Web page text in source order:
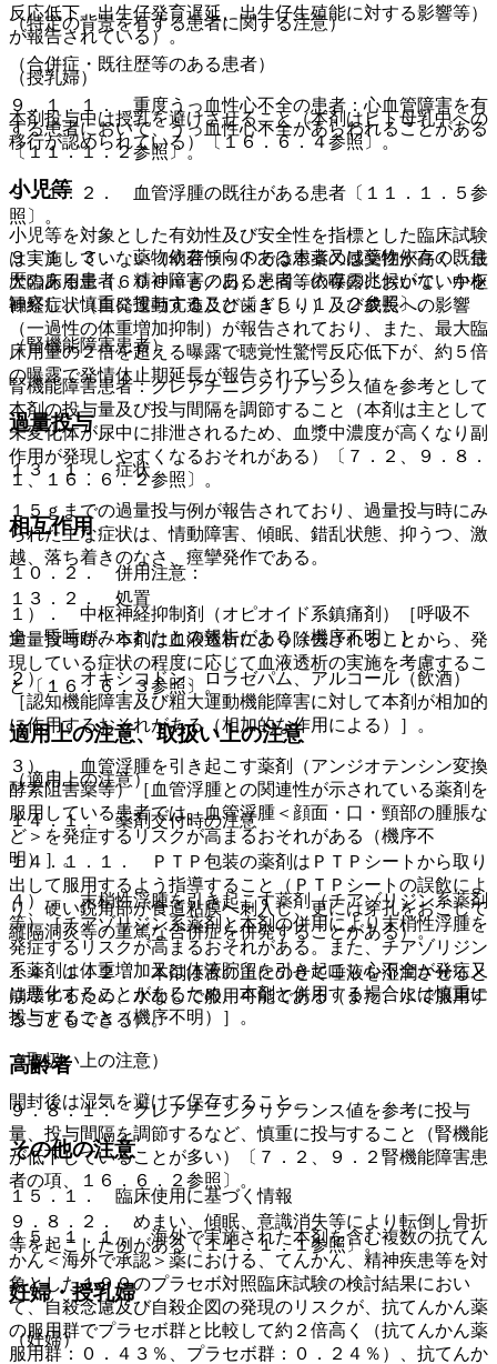
反応低下、出生仔発育遅延、出生仔生殖能に対する影響等）
が報告されている）。
（授乳婦）
本剤投与中は授乳を避けさせること（本剤はヒト母乳中への
移行が認められている）〔１６．６．４参照〕。
小児等
小児等を対象とした有効性及び安全性を指標とした臨床試験
は実施していない（幼若ラットでは本薬の感受性が高く、最
大臨床用量（６００ｍｇ／日）と同等の曝露において、中枢
神経症状（自発運動亢進及び歯ぎしり）及び成長への影響
（一過性の体重増加抑制）が報告されており、また、最大臨
床用量の２倍を超える曝露で聴覚性驚愕反応低下が、約５倍
の曝露で発情休止期延長が報告されている）。
過量投与
１３．１． 症状
１５ｇまでの過量投与例が報告されており、過量投与時にみ
られた主な症状は、情動障害、傾眠、錯乱状態、抑うつ、激
越、落ち着きのなさ、痙攣発作である。
１３．２． 処置
過量投与時、本剤は血液透析により除去されることから、発
現している症状の程度に応じて血液透析の実施を考慮するこ
と〔１６．６．３参照〕。
適用上の注意、取扱い上の注意
（適用上の注意）
１４．１． 薬剤交付時の注意
１４．１．１． ＰＴＰ包装の薬剤はＰＴＰシートから取り
出して服用するよう指導すること（ＰＴＰシートの誤飲によ
り、硬い鋭角部が食道粘膜へ刺入し、更には穿孔をおこして
縦隔洞炎等の重篤な合併症を併発することがある）。
１４．１．２． 本剤は舌の上にのせて唾液を湿潤させると
崩壊するため、水なしで服用可能である（また、水で服用す
ることもできる）。
（取扱い上の注意）
開封後は湿気を避けて保存すること。
その他の注意
１５．１． 臨床使用に基づく情報
１５．１．１． 海外で実施された本剤を含む複数の抗てん
かん＜海外で承認＞薬における、てんかん、精神疾患等を対
象とした１９９のプラセボ対照臨床試験の検討結果におい
て、自殺念慮及び自殺企図の発現のリスクが、抗てんかん薬
の服用群でプラセボ群と比較して約２倍高く（抗てんかん薬
服用群：０．４３％、プラセボ群：０．２４％）、抗てんか
（特定の背景を有する患者に関する注意）
（合併症・既往歴等のある患者）
９．１．１． 重度うっ血性心不全の患者：心血管障害を有
する患者において、うっ血性心不全があらわれることがある
〔１１．１．２参照〕。
９．１．２． 血管浮腫の既往がある患者〔１１．１．５参
照〕。
９．１．３． 薬物依存傾向のある患者又は薬物依存の既往
歴のある患者、精神障害のある患者：依存の兆候がないかを
観察し、慎重に投与すること〔１５．１．２参照〕。
（腎機能障害患者）
腎機能障害患者：クレアチニンクリアランス値を参考として
本剤の投与量及び投与間隔を調節すること（本剤は主として
未変化体が尿中に排泄されるため、血漿中濃度が高くなり副
作用が発現しやすくなるおそれがある）〔７．２、９．８．
１、１６．６．２参照〕。
相互作用
１０．２． 併用注意：
１）． 中枢神経抑制剤（オピオイド系鎮痛剤）［呼吸不
全、昏睡がみられたとの報告がある（機序不明）］。
２）． オキシコドン、ロラゼパム、アルコール（飲酒）
［認知機能障害及び粗大運動機能障害に対して本剤が相加的
に作用するおそれがある（相加的な作用による）］。
３）． 血管浮腫を引き起こす薬剤（アンジオテンシン変換
酵素阻害薬等）［血管浮腫との関連性が示されている薬剤を
服用している患者では、血管浮腫＜顔面・口・頸部の腫脹な
ど＞を発症するリスクが高まるおそれがある（機序不
明）］。
４）． 末梢性浮腫を引き起こす薬剤（チアゾリジン系薬剤
等）［チアゾリジン系薬剤と本剤の併用により末梢性浮腫を
発症するリスクが高まるおそれがある。また、チアゾリジン
系薬剤は体重増加又は体液貯留を引き起こし心不全が発症又
は悪化することがあるため、本剤と併用する場合には慎重に
投与すること（機序不明）］。
高齢者
９．８．１． クレアチニンクリアランス値を参考に投与
量、投与間隔を調節するなど、慎重に投与すること（腎機能
が低下していることが多い）〔７．２、９．２腎機能障害患
者の項、１６．６．２参照〕。
９．８．２． めまい、傾眠、意識消失等により転倒し骨折
等を起こした例がある〔１１．１．１参照〕。
妊婦・授乳婦
（妊婦）